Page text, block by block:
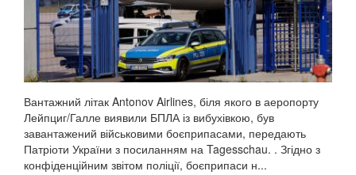
Вантажний літак Antonov Airlines, біля якого в аеропорту
Лейпциг/Галле виявили БПЛА із вибухівкою, був
завантажений військовими боєприпасами, передають
Патріоти України з посиланням на Tagesschau. . Згідно з
конфіденційним звітом поліції, боєприпаси н...